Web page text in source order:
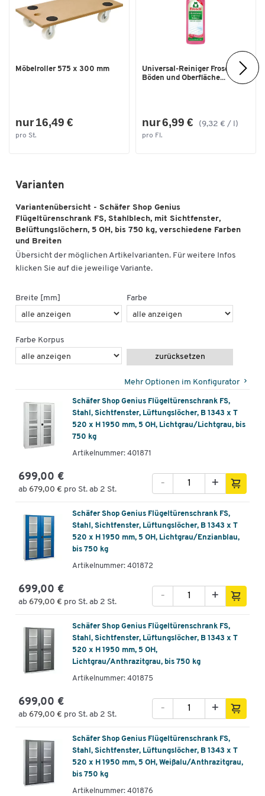
Schließsystem
Drehmuschelgriff mit
Zylinderschloss
Tiefe [mm] 520
Türtyp Flügeltür mit Sichtfenster
Möbelroller 575 x 300 mm
nur 16,49 €
pro St.
Universal-Reiniger Frosch, f.
Böden und Oberfläche...
nur 6,99 € (9,32 € / l)
pro Fl.
Varianten
Variantenübersicht - Schäfer Shop Genius
Flügeltürenschrank FS, Stahlblech, mit Sichtfenster,
Belüftungslöchern, 5 OH, bis 750 kg, verschiedene Farben
und Breiten
Übersicht der möglichen Artikelvarianten. Für weitere Infos
klicken Sie auf die jeweilige Variante.
Breite [mm] Farbe
Farbe Korpus
zurücksetzen
Mehr Optionen im Konfigurator
Schäfer Shop Genius Flügeltürenschrank FS,
Stahl, Sichtfenster, Lüftungslöcher, B 1343 x T
520 x H 1950 mm, 5 OH, Lichtgrau/Lichtgrau, bis
750 kg
Artikelnummer: 401871
699,00 €
ab 679,00 € pro St. ab 2 St.
+
-
Schäfer Shop Genius Flügeltürenschrank FS,
Stahl, Sichtfenster, Lüftungslöcher, B 1343 x T
520 x H 1950 mm, 5 OH, Lichtgrau/Enzianblau,
bis 750 kg
Artikelnummer: 401872
699,00 €
ab 679,00 € pro St. ab 2 St.
+
-
Schäfer Shop Genius Flügeltürenschrank FS,
Stahl, Sichtfenster, Lüftungslöcher, B 1343 x T
520 x H 1950 mm, 5 OH,
Lichtgrau/Anthrazitgrau, bis 750 kg
Artikelnummer: 401875
699,00 €
ab 679,00 € pro St. ab 2 St.
+
-
Schäfer Shop Genius Flügeltürenschrank FS,
Stahl, Sichtfenster, Lüftungslöcher, B 1343 x T
520 x H 1950 mm, 5 OH, Weißalu/Anthrazitgrau,
bis 750 kg
Artikelnummer: 401876